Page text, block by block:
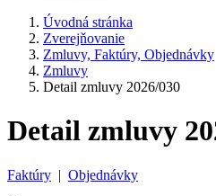
Úvodná stránka
Zverejňovanie
Zmluvy, Faktúry, Objednávky
Zmluvy
Detail zmluvy 2026/030
Detail zmluvy
Faktúry | Objednávky